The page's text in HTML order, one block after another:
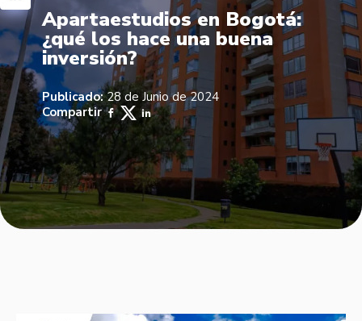
Apartaestudios en Bogotá:
¿qué los hace una buena
inversión?
Publicado:28 de Junio de 2024
Compartir